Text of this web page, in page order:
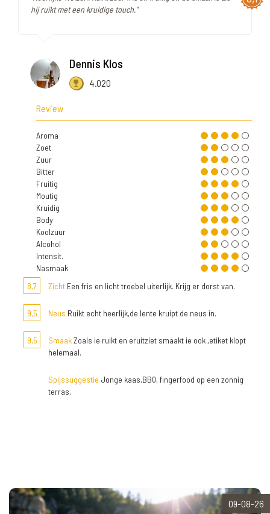
hij ruikt met een kruidige touch."
Dennis Klos
4.020
Review
Aroma
Zoet
Zuur
Bitter
Fruitig
Moutig
Kruidig
Body
Koolzuur
Alcohol
Intensit.
Nasmaak
8,7
Zicht Een fris en licht troebel uiterlijk. Krijg er dorst van.
9,5 Neus Ruikt echt heerlijk,de lente kruipt de neus in.
9,5 SmaakZoals ie ruikt en eruitziet smaakt ie ook ,etiket klopt
helemaal.
Spijssuggestie Jonge kaas,BBQ, fingerfood op een zonnig
terras.
09-08-26